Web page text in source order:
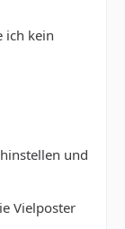
ich kein
und
Vielposter